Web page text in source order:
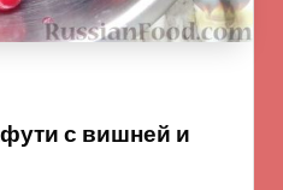
с вишней и